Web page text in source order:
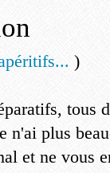
)
tous
plus
et ne vous